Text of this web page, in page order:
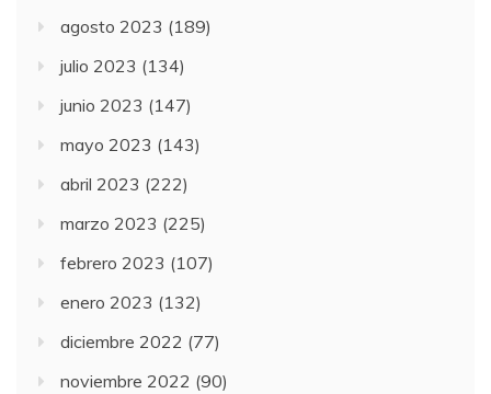
agosto 2023 (189)
julio 2023 (134)
junio 2023 (147)
mayo 2023 (143)
abril 2023 (222)
marzo 2023 (225)
febrero 2023 (107)
enero 2023 (132)
diciembre 2022 (77)
noviembre 2022 (90)